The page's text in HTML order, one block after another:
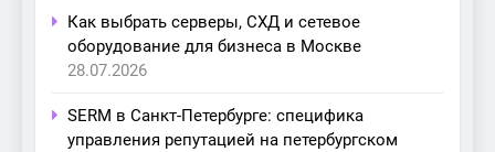
Как выбрать серверы, СХД и сетевое
оборудование для бизнеса в Москве
28.07.2026
SERM в Санкт-Петербурге: специфика
управления репутацией на петербургском